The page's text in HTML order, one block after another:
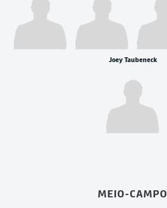
Joey Taubeneck
MEIO-CAMPO